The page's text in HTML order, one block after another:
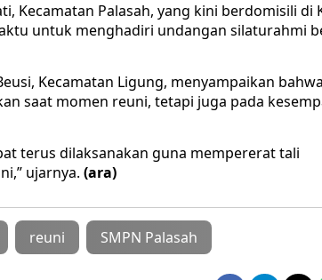
Kecamatan Palasah, yang kini berdomisili di
untuk menghadiri undangan silaturahmi
Kecamatan Ligung, menyampaikan bahwa
saat momen reuni, tetapi juga pada
terus dilaksanakan guna mempererat tali
ujarnya. (ara)
reuni SMPN Palasah